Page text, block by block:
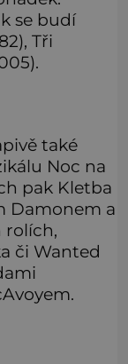
se budí
Tři
také
Noc na
pak Kletba
Damonem a
rolích,
či Wanted